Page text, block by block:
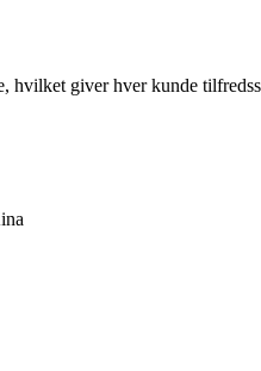
giver hver kunde